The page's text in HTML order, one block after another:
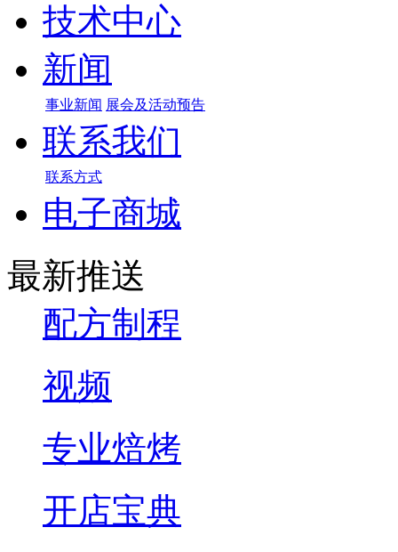
技术中心
新闻
事业新闻 展会及活动预告
联系我们
联系方式
电子商城
最新推送
配方制程
视频
专业焙烤
开店宝典